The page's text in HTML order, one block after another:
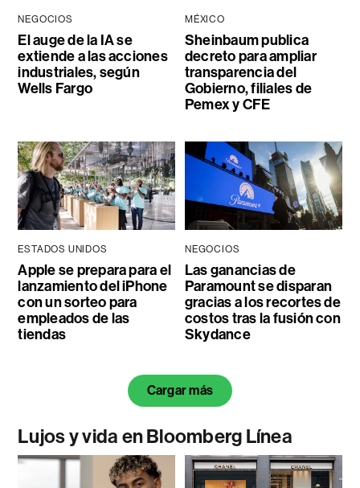
NEGOCIOS
El auge de la IA se
extiende a las acciones
industriales, según
Wells Fargo
MÉXICO
Sheinbaum publica
decreto para ampliar
transparencia del
Gobierno, filiales de
Pemex y CFE
ESTADOS UNIDOS
Apple se prepara para el
lanzamiento del iPhone
con un sorteo para
empleados de las
tiendas
NEGOCIOS
Las ganancias de
Paramount se disparan
gracias a los recortes de
costos tras la fusión con
Skydance
Cargar más
Lujos y vida en Bloomberg Línea